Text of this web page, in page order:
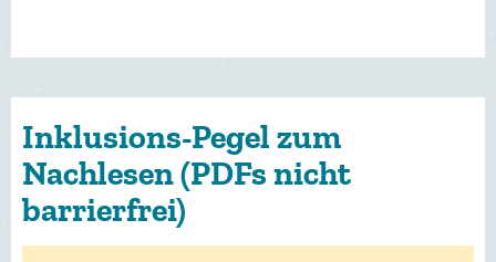
Inklusions-Pegel zum
Nachlesen (PDFs nicht
barrierfrei)